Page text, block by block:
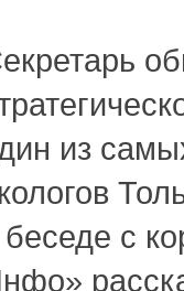
из
беседе с